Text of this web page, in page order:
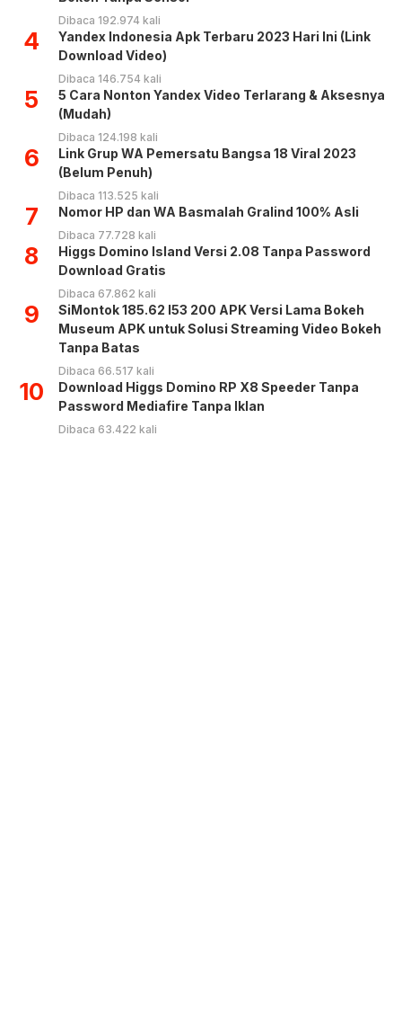
Dibaca 192.974 kali
4
Yandex Indonesia Apk Terbaru 2023 Hari Ini (Link
Download Video)
Dibaca 146.754 kali
5
5 Cara Nonton Yandex Video Terlarang & Aksesnya
(Mudah)
Dibaca 124.198 kali
6
Link Grup WA Pemersatu Bangsa 18 Viral 2023
(Belum Penuh)
Dibaca 113.525 kali
7 Nomor HP dan WA Basmalah Gralind 100% Asli
Dibaca 77.728 kali
8
Higgs Domino Island Versi 2.08 Tanpa Password
Download Gratis
Dibaca 67.862 kali
9
SiMontok 185.62 l53 200 APK Versi Lama Bokeh
Museum APK untuk Solusi Streaming Video Bokeh
Tanpa Batas
Dibaca 66.517 kali
10
Download Higgs Domino RP X8 Speeder Tanpa
Password Mediafire Tanpa Iklan
Dibaca 63.422 kali